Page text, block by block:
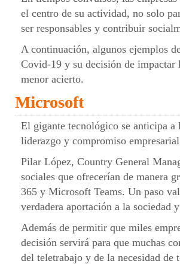
el centro de su actividad, no solo
ser responsables y contribuir
A continuación, algunos ejemplos
Covid-19 y su decisión de
menor acierto.
Microsoft
El gigante tecnológico se anticipa a
liderazgo y compromiso
Pilar López, Country General
sociales que ofrecerían de manera
365 y Microsoft Teams. Un paso
verdadera aportación a la sociedad
Además de permitir que miles
decisión servirá para que muchas
del teletrabajo y de la necesidad de